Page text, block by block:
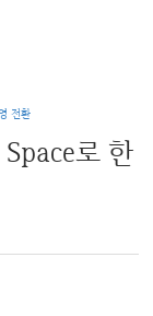
전환
로 한